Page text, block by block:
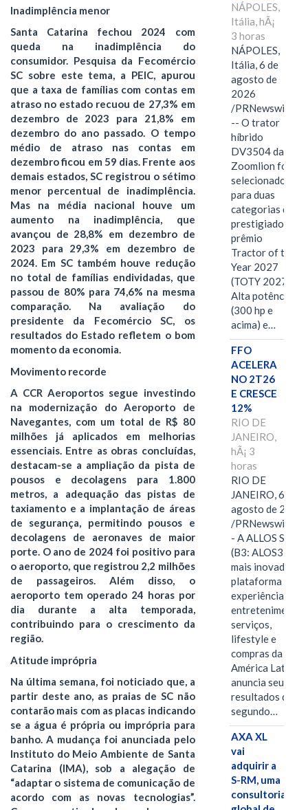
Inadimplência menor
Santa Catarina fechou 2024 com
queda na inadimplência do
consumidor. Pesquisa da Fecomércio
SC sobre este tema, a PEIC, apurou
que a taxa de famílias com contas em
atraso no estado recuou de 27,3% em
dezembro de 2023 para 21,8% em
dezembro do ano passado. O tempo
médio de atraso nas contas em
dezembro ficou em 59 dias. Frente aos
demais estados, SC registrou o sétimo
menor percentual de inadimplência.
Mas na média nacional houve um
aumento na inadimplência, que
avançou de 28,8% em dezembro de
2023 para 29,3% em dezembro de
2024. Em SC também houve redução
no total de famílias endividadas, que
passou de 80% para 74,6% na mesma
comparação. Na avaliação do
presidente da Fecomércio SC, os
resultados do Estado refletem o bom
momento da economia.
Movimento recorde
A CCR Aeroportos segue investindo
na modernização do Aeroporto de
Navegantes, com um total de R$ 80
milhões já aplicados em melhorias
essenciais. Entre as obras concluídas,
destacam-se a ampliação da pista de
pousos e decolagens para 1.800
metros, a adequação das pistas de
taxiamento e a implantação de áreas
de segurança, permitindo pousos e
decolagens de aeronaves de maior
porte. O ano de 2024 foi positivo para
o aeroporto, que registrou 2,2 milhões
de passageiros. Além disso, o
aeroporto tem operado 24 horas por
dia durante a alta temporada,
contribuindo para o crescimento da
região.
Atitude imprópria
Na última semana, foi noticiado que, a
partir deste ano, as praias de SC não
contarão mais com as placas indicando
se a água é própria ou imprópria para
banho. A mudança foi anunciada pelo
Instituto do Meio Ambiente de Santa
Catarina (IMA), sob a alegação de
“adaptar o sistema de comunicação de
acordo com as novas tecnologias”.
NÁPOLES,
Itália, hÃ¡
3 horas
NÁPOLES,
Itália, 6 de
agosto de
2026
/PRNewswire/
-- O trator
híbrido
DV3504 da
Zoomlion foi
selecionado
para duas
categorias do
prestigiado
prêmio
Tractor of the
Year 2027
(TOTY 2027:
Alta potência
(300 hp e
acima) e…
FFO
ACELERA
NO 2T26
E CRESCE
12%
RIO DE
JANEIRO,
hÃ¡ 3
horas
RIO DE
JANEIRO, 6 de
agosto de 2026
/PRNewswire/ -
- A ALLOS S.A.
(B3: ALOS3), a
mais inovadora
plataforma de
experiências,
entretenimento,
serviços,
lifestyle e
compras da
América Latina
anuncia seus
resultados do
segundo…
AXA XL
vai
adquirir a
S-RM, uma
consultoria